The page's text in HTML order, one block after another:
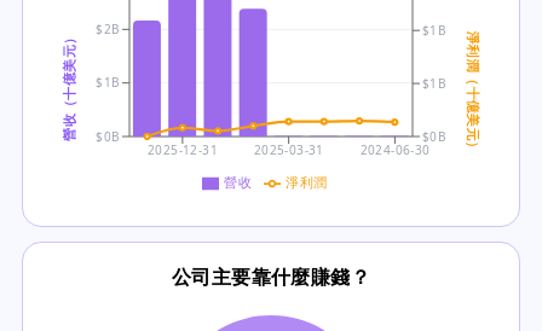
2025-12-31 2025-03-31 2024-06-30
$0B
$1B
$2B
營收（十億美元） $0B
$1B
$1B
淨利潤（十億美元）
營收 淨利潤
公司主要靠什麼賺錢？